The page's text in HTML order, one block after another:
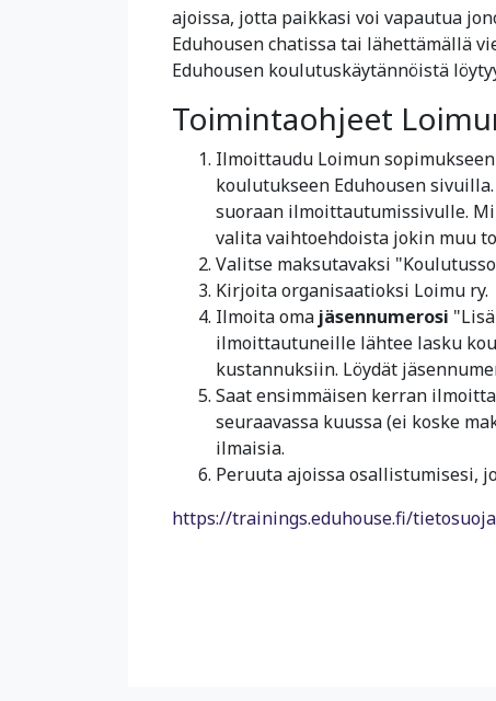
ajoissa, jotta paikkasi voi vapautua
Eduhousen chatissa tai lähettämällä
Eduhousen koulutuskäytännöistä
Toimintaohjeet
Ilmoittaudu Loimun
koulutukseen Eduhousen
suoraan ilmoittautumissivulle.
valita vaihtoehdoista jokin muu
Valitse maksutavaksi
Kirjoita organisaatioksi Loimu ry.
Ilmoita oma jäsennumerosi
ilmoittautuneille lähtee lasku
kustannuksiin. Löydät
Saat ensimmäisen kerran
seuraavassa kuussa (ei koske
ilmaisia.
Peruuta ajoissa osallistumisesi,
https://trainings.eduhouse.fi/